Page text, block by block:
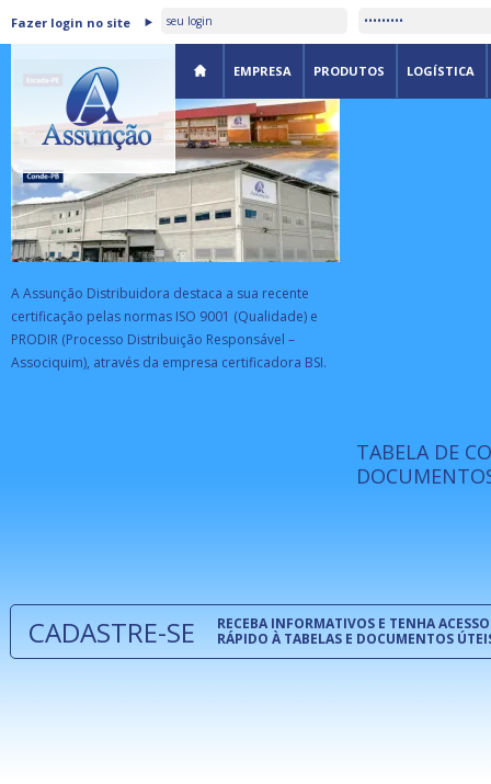
Fazer login no site
EMPRESA PRODUTOS LOGÍSTICA
ASSUNÇÃO DISTRIBUIDORA É
CERTIFICADA PELA BSI
A Assunção Distribuidora destaca a sua recente
certificação pelas normas ISO 9001 (Qualidade) e
PRODIR (Processo Distribuição Responsável –
Associquim), através da empresa certificadora BSI.
ISO 9001:
A
TABELA DE
CADASTRE-SE
RECEBA INFORMATIVOS E TENHA ACESSO
RÁPIDO À TABELAS E DOCUMENTOS